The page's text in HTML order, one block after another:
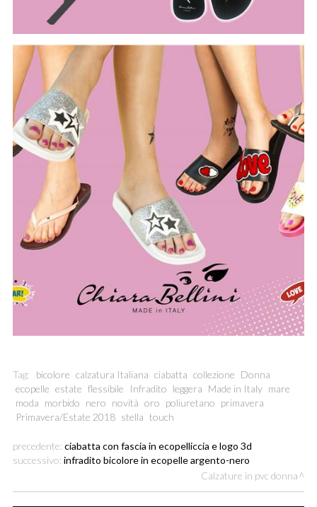
Tag: bicolore calzatura Italiana ciabatta collezione Donna
ecopelle estate flessibile Infradito leggera Made in Italy mare
moda morbido nero novità oro poliuretano primavera
Primavera/Estate 2018 stella touch
precedente: ciabatta con fascia in ecopelliccia e logo 3d
successivo: infradito bicolore in ecopelle argento-nero
Calzature in pvc donna